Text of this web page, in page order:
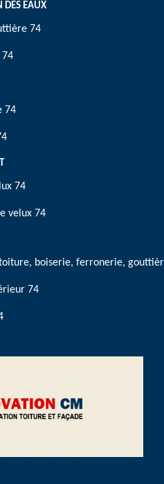
DES EAUX
74
74
74
74
velux 74
boiserie, ferronerie,
74